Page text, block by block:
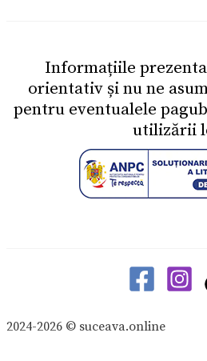
Informațiile
orientativ și nu ne
pentru eventualele
utilizării
2024-2026 © suceava.online